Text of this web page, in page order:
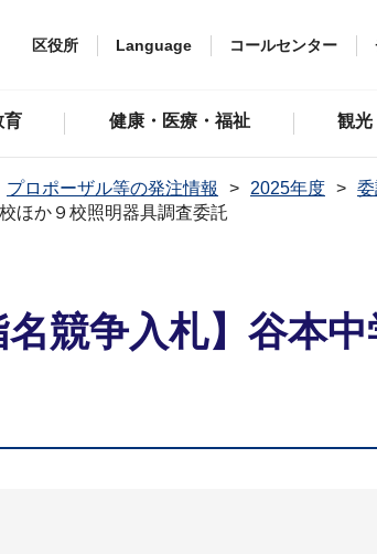
区役所 Language コールセンター
育 健康・医療・福祉 観光
プロポーザル等の発注情報 2025年度
ほか９校照明器具調査委託
名競争入札】谷本